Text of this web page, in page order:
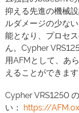
抑える先進の機械
ルダメージの少な
能となり、プロセ
ん。Cypher
用AFMとして、あ
えることができます
Cypher VRS1250
い： https://